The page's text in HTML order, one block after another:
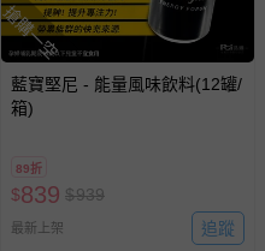
搶購一空
藍寶堅尼 - 能量風味飲料(12罐/
箱)
89折
$839 $939
最新上架 追蹤